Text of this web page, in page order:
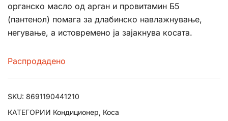
органско масло од арган и провитамин Б5
(пантенол) помага за длабинско навлажнување,
негување, а истовремено ја зајакнува косата.
Распродадено
SKU: 8691190441210
КАТЕГОРИИ Кондиционер, Коса